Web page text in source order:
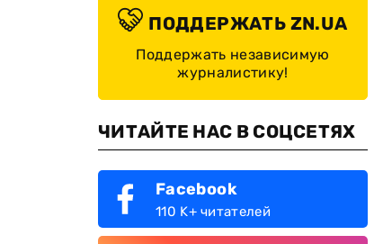
ПОДДЕРЖАТЬ ZN.UA
Поддержать независимую
журналистику!
ЧИТАЙТЕ НАС В СОЦСЕТЯХ
Facebook
110 K+ читателей